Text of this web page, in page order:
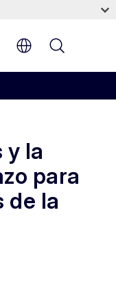
y la
para
de la